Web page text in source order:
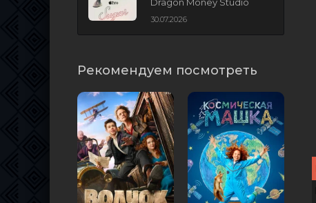
30.07.2026
Рекомендуем посмотреть